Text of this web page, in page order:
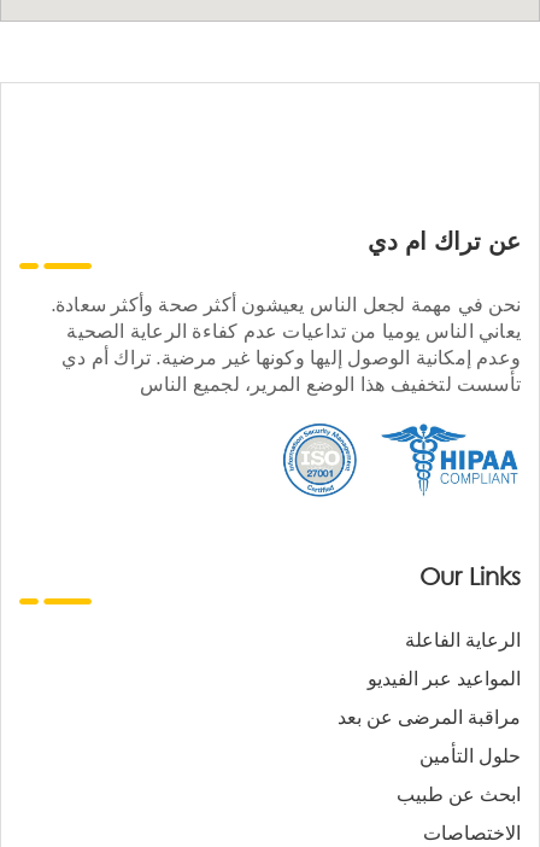
عن تراك ام دي
نحن في مهمة لجعل الناس يعيشون أكثر صحة وأكثر سعادة.
يعاني الناس يوميا من تداعيات عدم كفاءة الرعاية الصحية
وعدم إمكانية الوصول إليها وكونها غير مرضية. تراك أم دي
تأسست لتخفيف هذا الوضع المرير، لجميع الناس
Our Links
الرعاية الفاعلة
المواعيد عبر الفيديو
مراقبة المرضى عن بعد
حلول التأمين
ابحث عن طبيب
الاختصاصات